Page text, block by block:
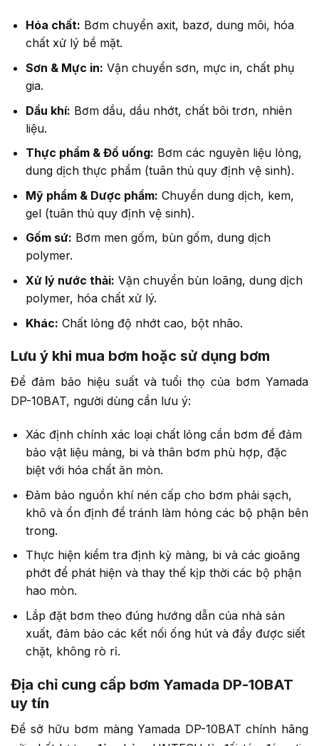
Hóa chất: Bơm chuyển axit, bazơ, dung môi, hóa
chất xử lý bề mặt.
Sơn & Mực in: Vận chuyển sơn, mực in, chất phụ
gia.
Dầu khí: Bơm dầu, dầu nhớt, chất bôi trơn, nhiên
liệu.
Thực phẩm & Đồ uống: Bơm các nguyên liệu lỏng,
dung dịch thực phẩm (tuân thủ quy định vệ sinh).
Mỹ phẩm & Dược phẩm: Chuyển dung dịch, kem,
gel (tuân thủ quy định vệ sinh).
Gốm sứ: Bơm men gốm, bùn gốm, dung dịch
polymer.
Xử lý nước thải: Vận chuyển bùn loãng, dung dịch
polymer, hóa chất xử lý.
Khác: Chất lỏng độ nhớt cao, bột nhão.
Lưu ý khi mua bơm hoặc sử dụng bơm
Để đảm bảo hiệu suất và tuổi thọ của bơm Yamada
DP-10BAT, người dùng cần lưu ý:
Xác định chính xác loại chất lỏng cần bơm để đảm
bảo vật liệu màng, bi và thân bơm phù hợp, đặc
biệt với hóa chất ăn mòn.
Đảm bảo nguồn khí nén cấp cho bơm phải sạch,
khô và ổn định để tránh làm hỏng các bộ phận bên
trong.
Thực hiện kiểm tra định kỳ màng, bi và các gioăng
phớt để phát hiện và thay thế kịp thời các bộ phận
hao mòn.
Lắp đặt bơm theo đúng hướng dẫn của nhà sản
xuất, đảm bảo các kết nối ống hút và đẩy được siết
chặt, không rò rỉ.
Địa chỉ cung cấp bơm Yamada DP-10BAT
uy tín
Để sở hữu bơm màng Yamada DP-10BAT chính hãng